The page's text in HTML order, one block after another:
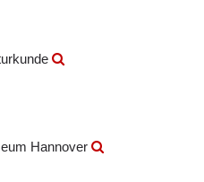
Hannover